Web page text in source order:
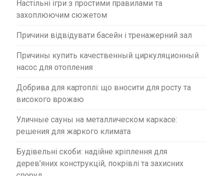
Настільні ігри з простими правилами та
захоплюючим сюжетом
Причини відвідувати басейн і тренажерний зал
Причины купить качественный циркуляционный
насос для отопления
Добрива для картоплі: що вносити для росту та
високого врожаю
Уличные сауны на металлическом каркасе:
решения для жаркого климата
Будівельні скоби: надійне кріплення для
дерев’яних конструкцій, покрівлі та захисних